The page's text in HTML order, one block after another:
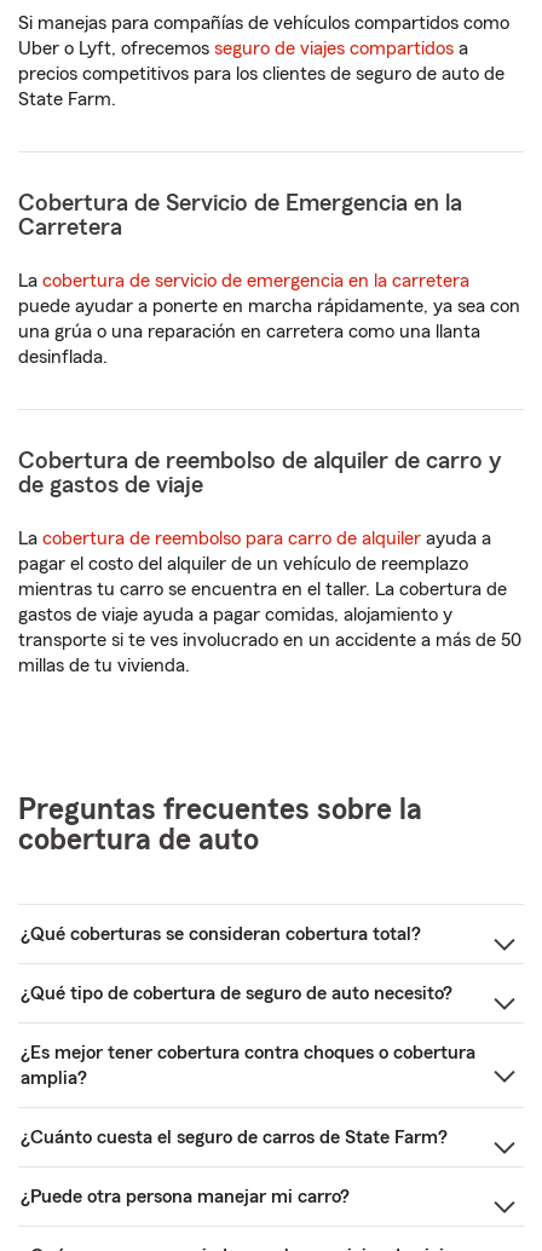
Si manejas para compañías de vehículos compartidos como
Uber o Lyft, ofrecemos seguro de viajes compartidos a
precios competitivos para los clientes de seguro de auto de
State Farm.
Cobertura de Servicio de Emergencia en la
Carretera
La cobertura de servicio de emergencia en la carretera
puede ayudar a ponerte en marcha rápidamente, ya sea con
una grúa o una reparación en carretera como una llanta
desinflada.
Cobertura de reembolso de alquiler de carro y
de gastos de viaje
La cobertura de reembolso para carro de alquiler ayuda a
pagar el costo del alquiler de un vehículo de reemplazo
mientras tu carro se encuentra en el taller. La cobertura de
gastos de viaje ayuda a pagar comidas, alojamiento y
transporte si te ves involucrado en un accidente a más de 50
millas de tu vivienda.
Preguntas frecuentes sobre la
cobertura de auto
¿Qué coberturas se consideran cobertura total?
¿Qué tipo de cobertura de seguro de auto necesito?
¿Es mejor tener cobertura contra choques o cobertura
amplia?
¿Cuánto cuesta el seguro de carros de State Farm?
¿Puede otra persona manejar mi carro?